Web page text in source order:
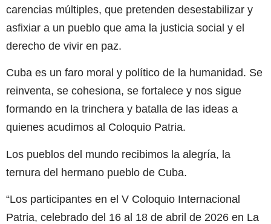
carencias múltiples, que pretenden desestabilizar y
asfixiar a un pueblo que ama la justicia social y el
derecho de vivir en paz.
Cuba es un faro moral y político de la humanidad. Se
reinventa, se cohesiona, se fortalece y nos sigue
formando en la trinchera y batalla de las ideas a
quienes acudimos al Coloquio Patria.
Los pueblos del mundo recibimos la alegría, la
ternura del hermano pueblo de Cuba.
“Los participantes en el V Coloquio Internacional
Patria, celebrado del 16 al 18 de abril de 2026 en La